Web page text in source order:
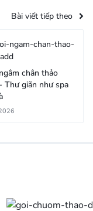
Bài viết tiếp theo
chân thảo
Thư giãn như spa